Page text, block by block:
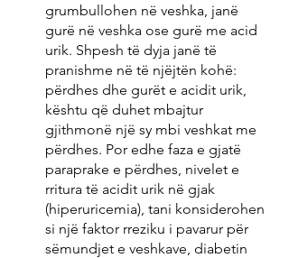
grumbullohen në veshka, janë
gurë në veshka ose gurë me acid
urik. Shpesh të dyja janë të
pranishme në të njëjtën kohë:
përdhes dhe gurët e acidit urik,
kështu që duhet mbajtur
gjithmonë një sy mbi veshkat me
përdhes. Por edhe faza e gjatë
paraprake e përdhes, nivelet e
rritura të acidit urik në gjak
(hiperuricemia), tani konsiderohen
si një faktor rreziku i pavarur për
sëmundjet e veshkave, diabetin